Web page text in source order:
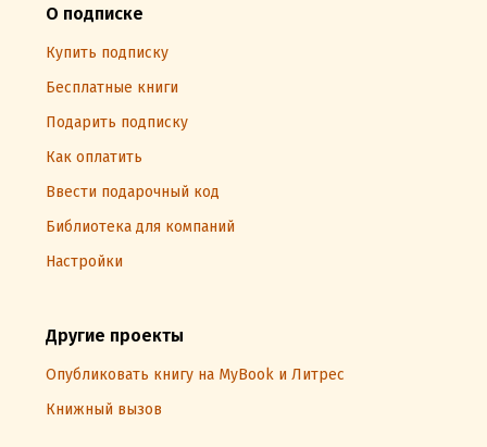
О подписке
Купить подписку
Бесплатные книги
Подарить подписку
Как оплатить
Ввести подарочный код
Библиотека для компаний
Настройки
Другие проекты
Опубликовать книгу на MyBook и Литрес
Книжный вызов